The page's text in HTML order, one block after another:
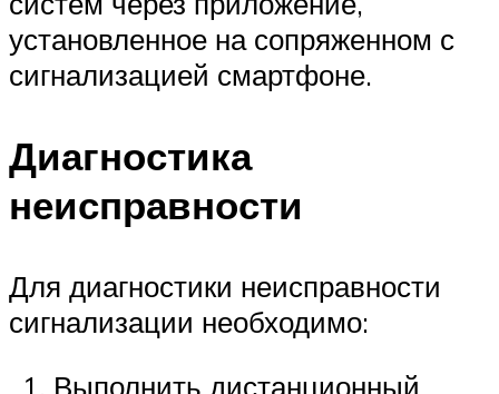
установленное на сопряженном с
сигнализацией смартфоне.
Диагностика
неисправности
Для диагностики неисправности
сигнализации необходимо:
Выполнить дистанционный